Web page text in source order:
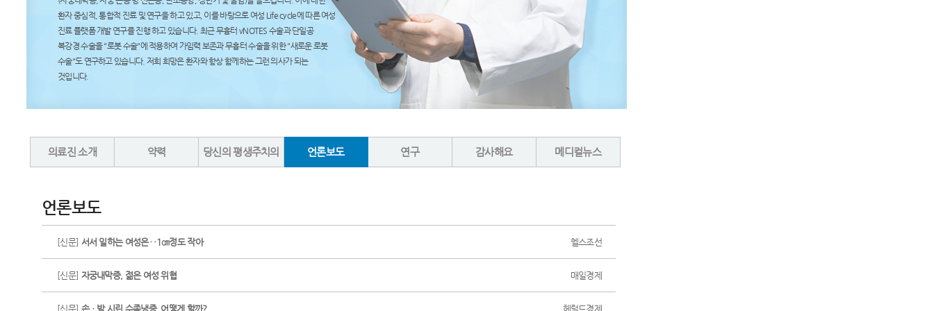
환자 중심적, 통합적 진료 및 연구을 하고 있고, 이를 바탕으로 여성 Life cycle에 따른 여성
진료 플랫폼 개발 연구를 진행 하고 있습니다. 최근 무흉터 vNOTES 수술과 단일공
복강경 수술을 "로봇 수술"에 적용하여 가임력 보존과 무흉터 수술을 위한 "새로운 로봇
수술"도 연구하고 있습니다. 저희 희망은 환자와 항상 함께하는 그런 의사가 되는
것입니다.
의료진 소개 약력 당신의 평생주치의 언론보도 연구 감사해요 메디컬뉴스
언론보도
[신문] 서서 일하는 여성은‥1㎝정도 작아 헬스조선
[신문] 자궁내막증, 젊은 여성 위협 매일경제
[신문] 손ㆍ발 시린 수족냉증, 어떻게 할까? 헤럴드경제